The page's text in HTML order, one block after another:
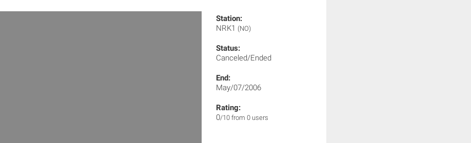
Station:
NRK1 (NO)
Status:
Canceled/Ended
End:
May/07/2006
Rating:
0/10 from 0 users